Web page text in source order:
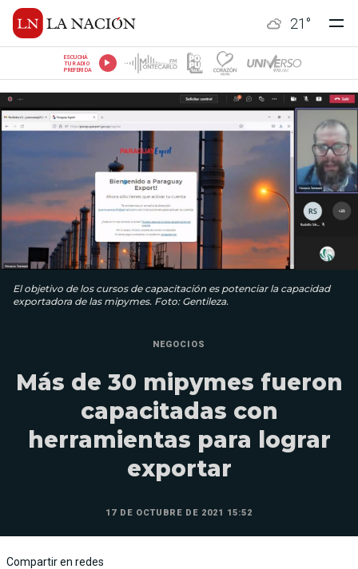
21 °
ESCUCHÁ
TU RADIO
PREFERIDA
El objetivo de los cursos de capacitación es potenciar la capacidad
exportadora de las mipymes. Foto: Gentileza.
NEGOCIOS
Más de 30 mipymes fueron
capacitadas con
herramientas para lograr
exportar
17 DE OCTUBRE DE 2021 15:52
Compartir en redes